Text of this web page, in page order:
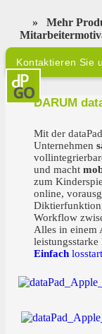
» Mehr
Kontaktieren Sie
Ihr
DARUM
Mit der
Unternehmen
und macht
zum
online,
Workflow
Alles in einem
leistungsstarke
Einfach